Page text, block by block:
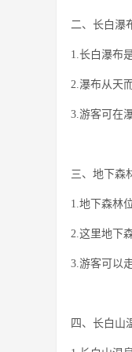
二、长白瀑
1.长白瀑布
2.瀑布从天
3.游客可在
三、地下森
1.地下森林
2.这里地下
3.游客可以
四、长白山